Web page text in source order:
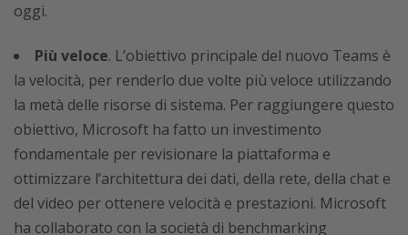
oggi.
Più veloce. L’obiettivo principale del nuovo Teams è
la velocità, per renderlo due volte più veloce utilizzando
la metà delle risorse di sistema. Per raggiungere questo
obiettivo, Microsoft ha fatto un investimento
fondamentale per revisionare la piattaforma e
ottimizzare l’architettura dei dati, della rete, della chat e
del video per ottenere velocità e prestazioni. Microsoft
ha collaborato con la società di benchmarking